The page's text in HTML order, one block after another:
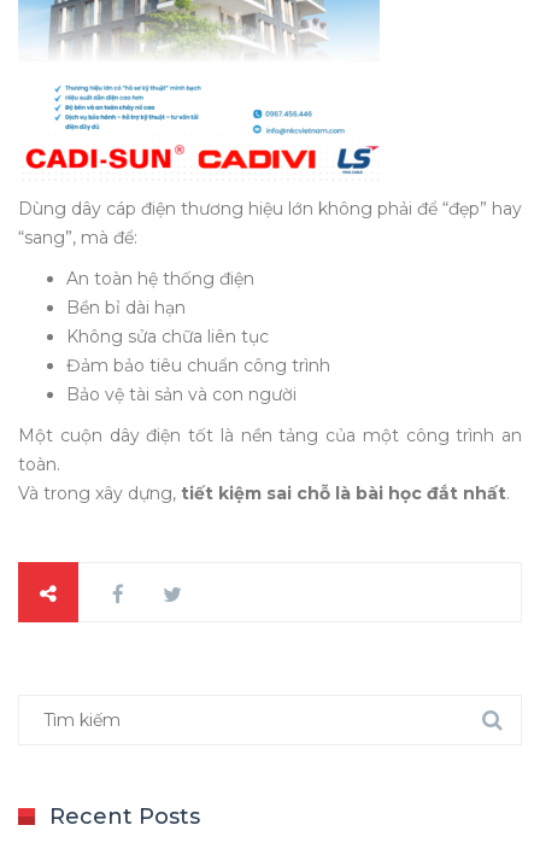
Dùng dây cáp điện thương hiệu lớn không phải để “đẹp” hay
“sang”, mà để:
An toàn hệ thống điện
Bền bỉ dài hạn
Không sửa chữa liên tục
Đảm bảo tiêu chuẩn công trình
Bảo vệ tài sản và con người
Một cuộn dây điện tốt là nền tảng của một công trình an
toàn.
Và trong xây dựng, tiết kiệm sai chỗ là bài học đắt nhất.
Recent Posts